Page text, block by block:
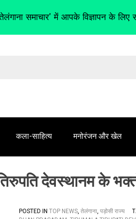
कला-साहित्य मनोरंजन और खेल
देवस्थानम के
POSTED IN TOP NEWS, तेलंगाना, पड़ोसी राज्य
समाचार' में आपके विज्ञापन के लिए